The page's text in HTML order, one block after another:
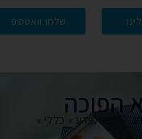
שלחו וואטספ
מידע »כללי»